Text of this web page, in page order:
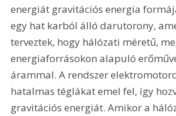
energiát gravitációs energia
egy hat karból álló darutorony,
terveztek, hogy hálózati méretű,
energiaforrásokon alapuló
árammal. A rendszer
hatalmas téglákat emel fel, így
gravitációs energiát. Amikor a